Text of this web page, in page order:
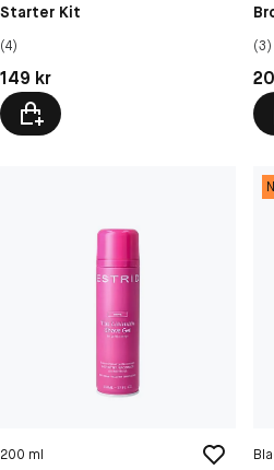
Starter Kit
(4)
Pris: 149 kr
149 kr
(3)
200 ml